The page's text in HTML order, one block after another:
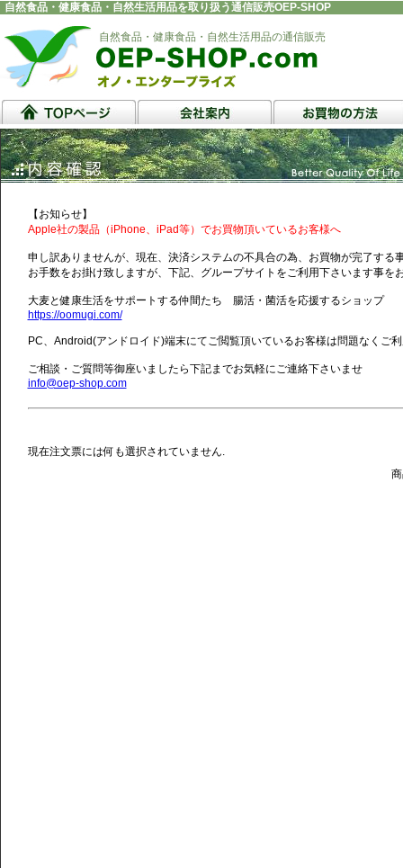
自然食品・健康食品・自然生活用品を取り扱う通信販売OEP-SHOP
自然食品・健康食品・自然生活用品の通信販売
【お知らせ】
Apple社の製品（iPhone、iPad等）でお買物頂いているお客様へ
申し訳ありませんが、現在、決済システムの不具合の為、お買物が完了する
お手数をお掛け致しますが、下記、グループサイトをご利用下さいます事を
大麦と健康生活をサポートする仲間たち 腸活・菌活を応援するショップ
https://oomugi.com/
PC、Android(アンドロイド)端末にてご閲覧頂いているお客様は問題なくご
ご相談・ご質問等御座いましたら下記までお気軽にご連絡下さいませ
info@oep-shop.com
現在注文票には何も選択されていません.